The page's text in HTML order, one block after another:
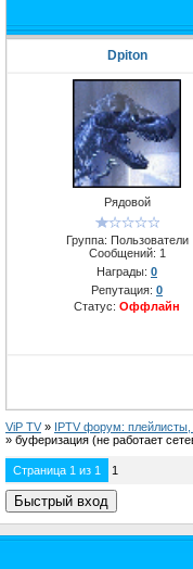
Dpiton
Рядовой
Группа: Пользователи
Сообщений: 1
Награды: 0
Репутация: 0
Статус: Оффлайн
ViP TV » IPTV форум:
» буферизация (не работает
Страница 1 из 1 1